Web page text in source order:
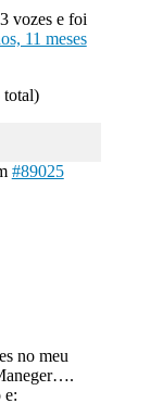
vozes e foi
11 meses
total)
#89025
no meu
e: